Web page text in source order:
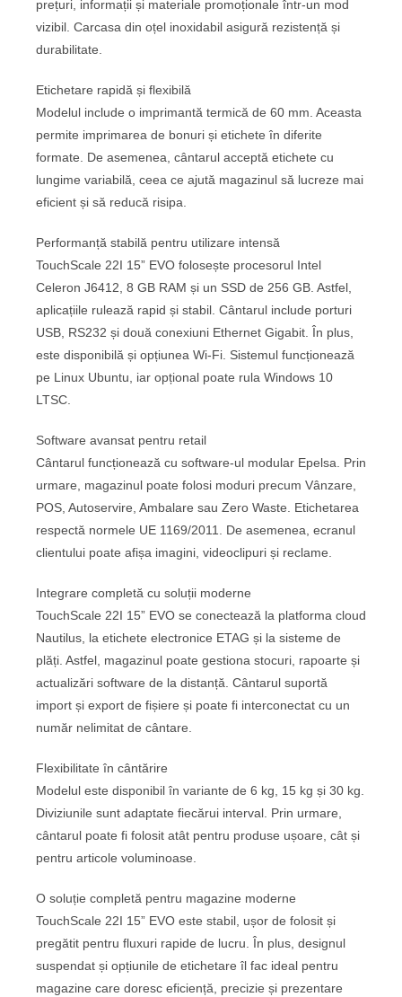
prețuri, informații și materiale promoționale într-un mod
vizibil. Carcasa din oțel inoxidabil asigură rezistență și
durabilitate.
Etichetare rapidă și flexibilă
Modelul include o imprimantă termică de 60 mm. Aceasta
permite imprimarea de bonuri și etichete în diferite
formate. De asemenea, cântarul acceptă etichete cu
lungime variabilă, ceea ce ajută magazinul să lucreze mai
eficient și să reducă risipa.
Performanță stabilă pentru utilizare intensă
TouchScale 22I 15” EVO folosește procesorul Intel
Celeron J6412, 8 GB RAM și un SSD de 256 GB. Astfel,
aplicațiile rulează rapid și stabil. Cântarul include porturi
USB, RS232 și două conexiuni Ethernet Gigabit. În plus,
este disponibilă și opțiunea Wi‑Fi. Sistemul funcționează
pe Linux Ubuntu, iar opțional poate rula Windows 10
LTSC.
Software avansat pentru retail
Cântarul funcționează cu software-ul modular Epelsa. Prin
urmare, magazinul poate folosi moduri precum Vânzare,
POS, Autoservire, Ambalare sau Zero Waste. Etichetarea
respectă normele UE 1169/2011. De asemenea, ecranul
clientului poate afișa imagini, videoclipuri și reclame.
Integrare completă cu soluții moderne
TouchScale 22I 15” EVO se conectează la platforma cloud
Nautilus, la etichete electronice ETAG și la sisteme de
plăți. Astfel, magazinul poate gestiona stocuri, rapoarte și
actualizări software de la distanță. Cântarul suportă
import și export de fișiere și poate fi interconectat cu un
număr nelimitat de cântare.
Flexibilitate în cântărire
Modelul este disponibil în variante de 6 kg, 15 kg și 30 kg.
Diviziunile sunt adaptate fiecărui interval. Prin urmare,
cântarul poate fi folosit atât pentru produse ușoare, cât și
pentru articole voluminoase.
O soluție completă pentru magazine moderne
TouchScale 22I 15” EVO este stabil, ușor de folosit și
pregătit pentru fluxuri rapide de lucru. În plus, designul
suspendat și opțiunile de etichetare îl fac ideal pentru
magazine care doresc eficiență, precizie și prezentare